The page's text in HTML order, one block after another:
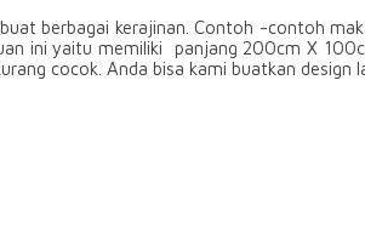
berbagai kerajinan. Contoh -contoh
ini yaitu memiliki panjang 200cm X
cocok. Anda bisa kami buatkan design